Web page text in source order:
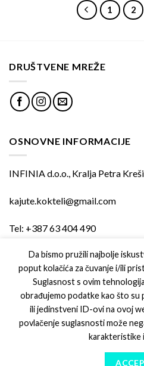
1 2
DRUŠTVENE MREŽE
OSNOVNE INFORMACIJE
INFINIA d.o.o., Kralja Petra
kajute.kokteli@gmail.com
Tel: +387 63 404 490
PODRŠKA
Uvjeti kupovine
Izjava o privatnosti
Da bismo pružili najbolje
poput kolačića za čuvanje i/ili
Suglasnost s ovim
obrađujemo podatke kao što su
ili jedinstveni ID-ovi na ovoj
povlačenje suglasnosti može
karakteristike